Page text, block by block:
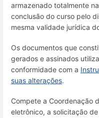
armazenado totalmente
conclusão do curso pelo
mesma validade jurídica
Os documentos que
gerados e assinados
conformidade com a
suas alterações.
Compete a Coordenação
eletrônico, a solicitação